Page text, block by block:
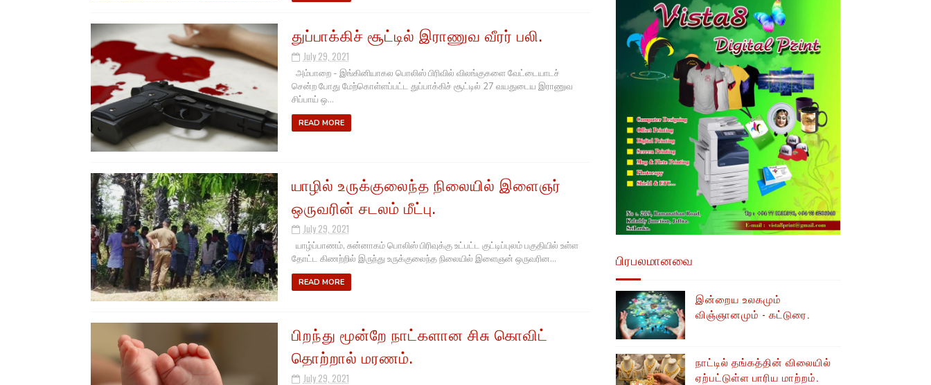
துப்பாக்கிச் சூட்டில் இராணுவ வீரர் பலி.
July 29, 2021
அம்பாறை - இங்கினியாகல பொலிஸ் பிரிவில் விலங்குகளை வேட்டையாடச்
சென்ற போது மேற்கொள்ளப்பட்ட துப்பாக்கிச் சூட்டில் 27 வயதுடைய இராணுவ
சிப்பாய் ஒ...
READ MORE
யாழில் உருக்குலைந்த நிலையில் இளைஞர்
ஒருவரின் சடலம் மீட்பு.
July 29, 2021
யாழ்ப்பாணம், சுன்னாகம் பொலிஸ் பிரிவுக்கு உட்பட்ட குட்டிப்புலம் பகுதியில் உள்ள
தோட்ட கிணற்றில் இருந்து உருக்குலைந்த நிலையில் இளைஞன் ஒருவரின...
READ MORE
பிறந்து மூன்றே நாட்களான சிசு கொவிட்
தொற்றால் மரணம்.
July 29, 2021
பிரபலமானவை
இன்றைய உலகமும்
விஞ்ஞானமும் - கட்டுரை.
நாட்டில் தங்கத்தின் விலையில்
ஏற்பட்டுள்ள பாரிய மாற்றம்.